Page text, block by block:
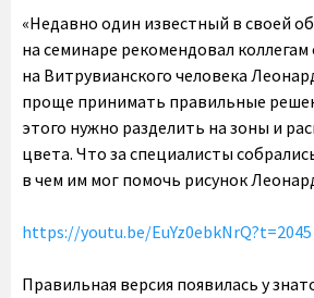
«Недавно один известный в своей
на семинаре рекомендовал
на Витрувианского человека
проще принимать правильные
этого нужно разделить на зоны и
цвета. Что за специалисты
в чем им мог помочь рисунок
https://youtu.be/EuYz0ebkNrQ?t=2045
Правильная версия появилась у